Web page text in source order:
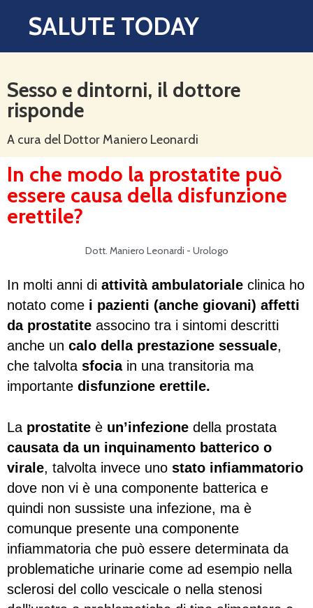
SALUTE TODAY
Sesso e dintorni, il dottore
risponde
A cura del Dottor Maniero Leonardi
In che modo la prostatite può
essere causa della disfunzione
erettile?
Dott. Maniero Leonardi - Urologo
In molti anni di attività ambulatoriale clinica ho
notato come i pazienti (anche giovani) affetti
da prostatite associno tra i sintomi descritti
anche un calo della prestazione sessuale,
che talvolta sfociain una transitoria ma
importante disfunzione erettile.
La prostatite è un’infezione della prostata
causata da un inquinamento batterico o
virale, talvolta invece uno stato infiammatorio
dove non vi è una componente batterica e
quindi non sussiste una infezione, ma è
comunque presente una componente
infiammatoria che può essere determinata da
problematiche urinarie come ad esempio nella
sclerosi del collo vescicale o nella stenosi